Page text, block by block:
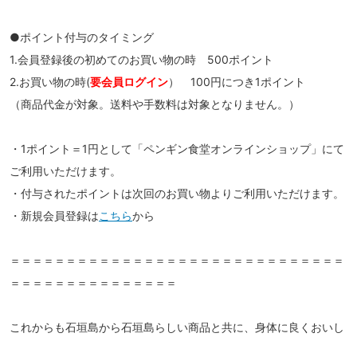
●ポイント付与のタイミング
1.会員登録後の初めてのお買い物の時 500ポイント
2.お買い物の時(要会員ログイン） 100円につき1ポイント
（商品代金が対象。送料や手数料は対象となりません。）
・1ポイント＝1円として「ペンギン食堂オンラインショップ」にて
ご利用いただけます。
・付与されたポイントは次回のお買い物よりご利用いただけます。
・新規会員登録はこちらから
＝＝＝＝＝＝＝＝＝＝＝＝＝＝＝＝＝＝＝＝＝＝＝＝＝＝＝＝＝＝
＝＝＝＝＝＝＝＝＝＝＝＝＝＝＝
これからも石垣島から石垣島らしい商品と共に、身体に良くおいし